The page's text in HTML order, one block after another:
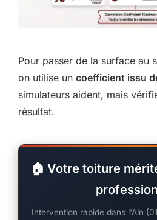
Pour passer de la surface au
on utilise un coefficient issu
simulateurs aident, mais
résultat.
🏠 Votre toiture
Intervention rapide dans l'Ain